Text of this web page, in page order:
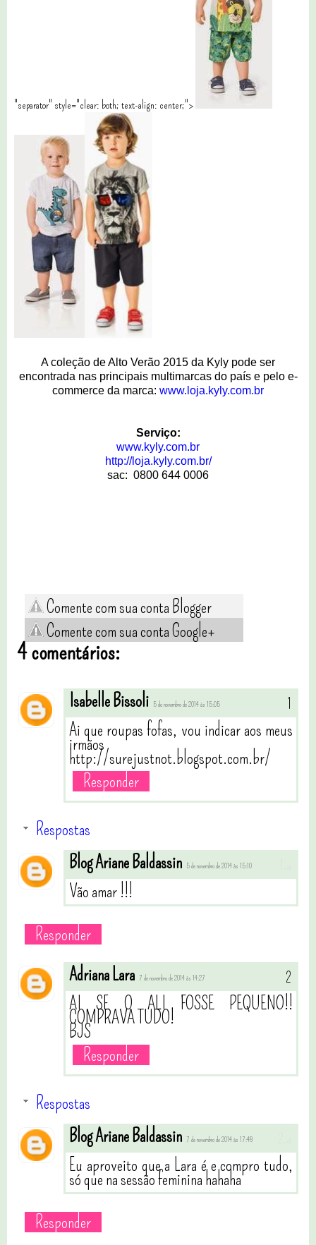
"separator" style="clear: both; text-align: center;">
A coleção de Alto Verão 2015 da Kyly pode ser
encontrada nas principais multimarcas do país e pelo e-
commerce da marca: www.loja.kyly.com.br
Serviço:
www.kyly.com.br
http://loja.kyly.com.br/
sac: 0800 644 0006
Comente com sua conta Blogger
Comente com sua conta Google+
4 comentários:
Isabelle Bissoli 5 de novembro de 2014 às 15:05
Ai que roupas fofas, vou indicar aos meus
irmãos
http://surejustnot.blogspot.com.br/
Responder
Respostas
Blog Ariane Baldassin 5 de novembro de 2014 às 15:10
Vão amar !!!
Responder
Adriana Lara 7 de novembro de 2014 às 14:27
AI SE O ALI FOSSE PEQUENO!!
COMPRAVA TUDO!
BJS
Responder
Respostas
Blog Ariane Baldassin 7 de novembro de 2014 às 17:49
Eu aproveito que a Lara é e compro tudo,
só que na sessão feminina hahaha
Responder